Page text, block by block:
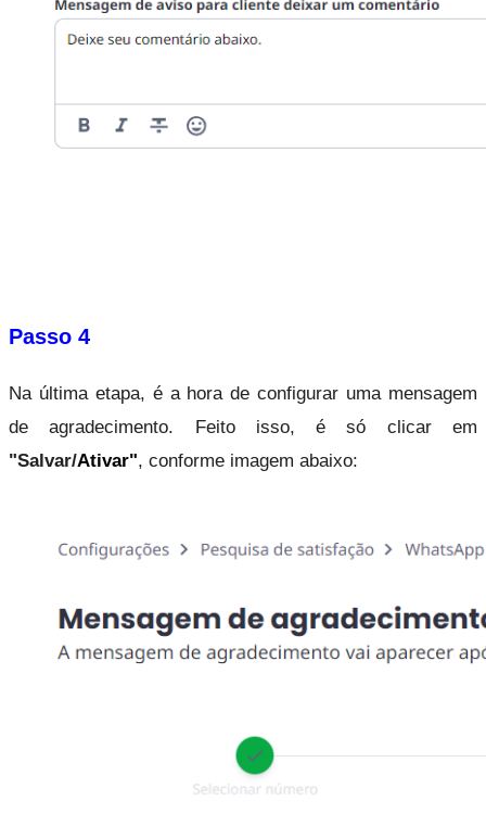
Passo 4
Na última etapa, é a hora de configurar uma mensagem
"Salvar/Ativar", conforme imagem abaixo: